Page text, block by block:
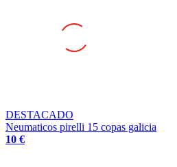
DESTACADO
Neumaticos pirelli 15 copas galicia
10 €